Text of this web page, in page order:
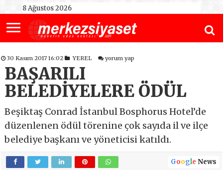
8 Ağustos 2026
30 Kasım 2017 16:02 YEREL yorum yap
BAŞARILI
BELEDİYELERE ÖDÜL
Beşiktaş Conrad İstanbul Bosphorus Hotel’de
düzenlenen ödül törenine çok sayıda il ve ilçe
belediye başkanı ve yöneticisi katıldı.
Google News